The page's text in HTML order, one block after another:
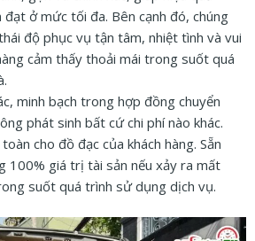
đạt ở mức tối đa. Bên cạnh đó, chúng
độ phục vụ tận tâm, nhiệt tình và vui
cảm thấy thoải mái trong suốt quá
minh bạch trong hợp đồng chuyển
phát sinh bất cứ chi phí nào khác.
cho đồ đạc của khách hàng. Sẵn
100% giá trị tài sản nếu xảy ra mất
suốt quá trình sử dụng dịch vụ.